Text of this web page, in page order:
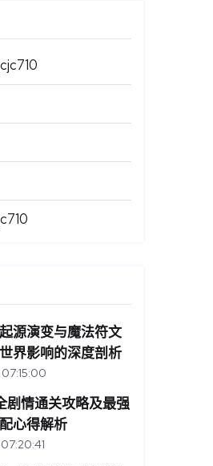
源演变与魔法符文
界影响的深度剖析
剧情通关攻略及最强
心得解析